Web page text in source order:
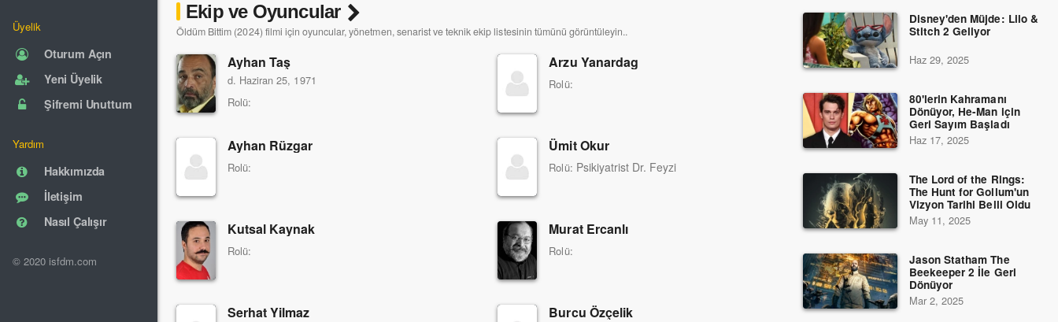
Üyelik
Oturum Açın
Yeni Üyelik
Şifremi Unuttum
Yardım
Hakkımızda
İletişim
Nasıl Çalışır
© 2020 isfdm.com
Ekip ve Oyuncular
Öldüm Bittim (2024) filmi için oyuncular, yönetmen, senarist ve teknik ekip listesinin tümünü görüntüleyin..
Ayhan Taş
d. Haziran 25, 1971
Rolü:
Arzu Yanardag
Rolü:
Ayhan Rüzgar
Rolü:
Ümit Okur
Rolü: Psikiyatrist Dr. Feyzi
Kutsal Kaynak
Rolü:
Murat Ercanlı
Rolü:
Serhat Yilmaz Burcu Özçelik
Disney'den Müjde: Lilo &
Stitch 2 Geliyor
Haz 29, 2025
80'lerin Kahramanı
Dönüyor, He-Man için
Geri Sayım Başladı
Haz 17, 2025
The Lord of the Rings:
The Hunt for Gollum'un
Vizyon Tarihi Belli Oldu
May 11, 2025
Jason Statham The
Beekeeper 2 İle Geri
Dönüyor
Mar 2, 2025